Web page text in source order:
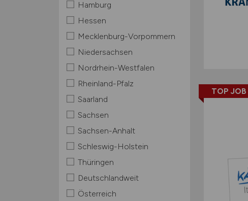
Hamburg
Hessen
Mecklenburg-Vorpommern
Niedersachsen
Nordrhein-Westfalen
Rheinland-Pfalz
Saarland
Sachsen
Sachsen-Anhalt
Schleswig-Holstein
Thüringen
Deutschlandweit
Österreich
TOP JOB